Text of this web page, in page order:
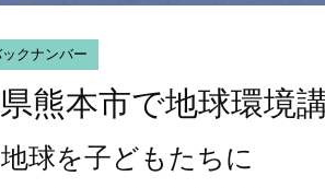
クナンバー
熊本市で地球環境
球を子どもたちに